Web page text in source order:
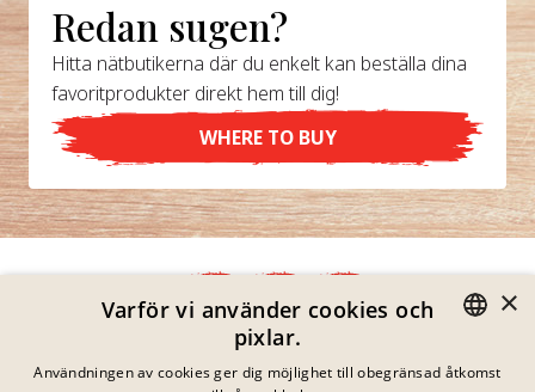
Redan sugen?
Hitta nätbutikerna där du enkelt kan beställa dina
favoritprodukter direkt hem till dig!
WHERE TO BUY
Integritetspolicy
Impressum
GERMAN
×
Varför vi använder cookies och
pixlar.
Användningen av cookies ger dig möjlighet till obegränsad åtkomst